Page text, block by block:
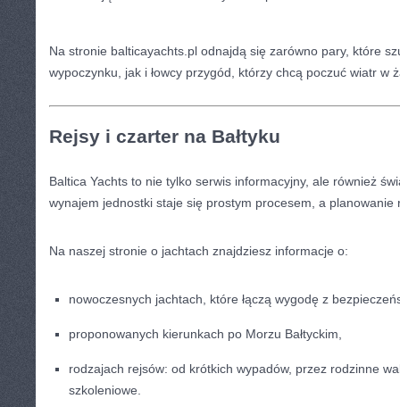
Na stronie balticayachts.pl odnajdą się zarówno pary, które
wypoczynku, jak i łowcy przygód, którzy chcą poczuć wiatr w
Rejsy i czarter na Bałtyku
Baltica Yachts to nie tylko serwis informacyjny, ale również
wynajem jednostki staje się prostym procesem, a planowanie
Na naszej stronie o jachtach znajdziesz informacje o:
nowoczesnych jachtach, które łączą wygodę z
proponowanych kierunkach po Morzu Bałtyckim,
rodzajach rejsów: od krótkich wypadów, przez rodzinne
szkoleniowe.